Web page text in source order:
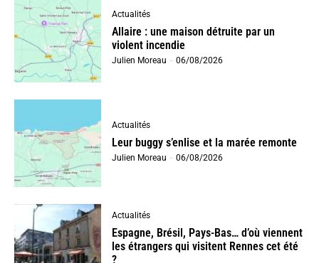
Actualités
Allaire : une maison détruite par un
violent incendie
Julien Moreau - 06/08/2026
Actualités
Leur buggy s’enlise et la marée remonte
Julien Moreau - 06/08/2026
Actualités
Espagne, Brésil, Pays-Bas… d’où viennent
les étrangers qui visitent Rennes cet été
?